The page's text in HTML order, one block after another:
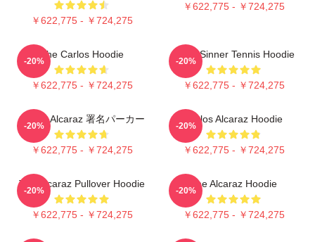
￥622,775 - ￥724,275
￥622,775 - ￥724,275
The Carlos Hoodie
￥622,775 - ￥724,275
-20%
Team Sinner Tennis Hoodie
￥622,775 - ￥724,275
-20%
Carlos Alcaraz 署名パーカー
￥622,775 - ￥724,275
-20%
Carlos Alcaraz Hoodie
￥622,775 - ￥724,275
-20%
The Alcaraz Pullover Hoodie
￥622,775 - ￥724,275
-20%
The Alcaraz Hoodie
￥622,775 - ￥724,275
-20%